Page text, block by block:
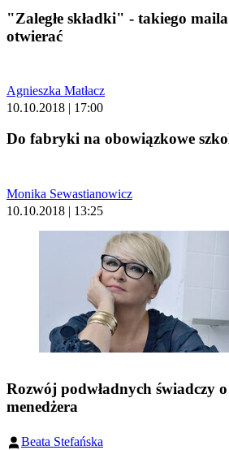
"Zaległe składki" - takiego
otwierać
Agnieszka Matłacz
10.10.2018 | 17:00
Do fabryki na obowiązkowe
Monika Sewastianowicz
10.10.2018 | 13:25
Rozwój podwładnych świadczy
menedżera
Beata Stefańska